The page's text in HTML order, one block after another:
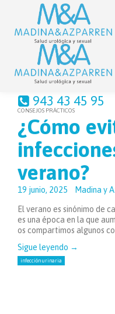
943 43 45 95
CONSEJOS PRÁCTICOS
¿Cómo
verano?
19 junio, 2025 Madina y
El verano es sinónimo de
es una época en la que
os compartimos algunos
Sigue leyendo →
infección urinaria